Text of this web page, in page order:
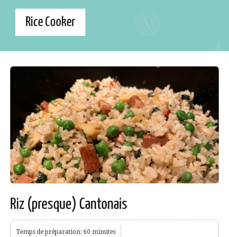
Rice Cooker
Riz (presque) Cantonais
Temps de préparation: 60 minutes